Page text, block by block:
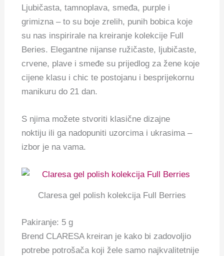
Ljubičasta, tamnoplava, smeđa, purple i
grimizna – to su boje zrelih, punih bobica koje
su nas inspirirale na kreiranje kolekcije Full
Beries. Elegantne nijanse ružičaste, ljubičaste,
crvene, plave i smeđe su prijedlog za žene koje
cijene klasu i chic te postojanu i besprijekornu
manikuru do 21 dan.
S njima možete stvoriti klasične dizajne
noktiju ili ga nadopuniti uzorcima i ukrasima –
izbor je na vama.
Claresa gel polish kolekcija Full Berries
Pakiranje: 5 g
Brend CLARESA kreiran je kako bi zadovoljio
potrebe potrošača koji žele samo najkvalitetnije